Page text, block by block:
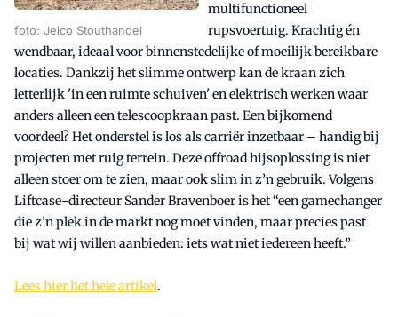
foto: Jelco Stouthandel
multifunctioneel
rupsvoertuig. Krachtig én
wendbaar, ideaal voor binnenstedelijke of moeilijk bereikbare
locaties. Dankzij het slimme ontwerp kan de kraan zich
letterlijk 'in een ruimte schuiven' en elektrisch werken waar
anders alleen een telescoopkraan past. Een bijkomend
voordeel? Het onderstel is los als carriër inzetbaar – handig bij
projecten met ruig terrein. Deze offroad hijsoplossing is niet
alleen stoer om te zien, maar ook slim in z’n gebruik. Volgens
Liftcase-directeur Sander Bravenboer is het “een gamechanger
die z’n plek in de markt nog moet vinden, maar precies past
bij wat wij willen aanbieden: iets wat niet iedereen heeft.”
Lees hier het hele artikel.